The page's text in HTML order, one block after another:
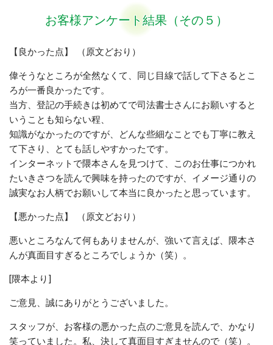
お客様アンケート結果（その５）
【良かった点】 （原文どおり）
偉そうなところが全然なくて、同じ目線で話して下さるとこ
ろが一番良かったです。
当方、登記の手続きは初めてで司法書士さんにお願いすると
いうことも知らない程、
知識がなかったのですが、どんな些細なことでも丁寧に教え
て下さり、とても話しやすかったです。
インターネットで隈本さんを見つけて、このお仕事につかれ
たいきさつを読んで興味を持ったのですが、イメージ通りの
誠実なお人柄でお願いして本当に良かったと思っています。
【悪かった点】 （原文どおり）
悪いところなんて何もありませんが、強いて言えば、隈本さ
んが真面目すぎるところでしょうか（笑）。
[隈本より]
ご意見、誠にありがとうございました。
スタッフが、お客様の悪かった点のご意見を読んで、かなり
笑っていました。私、決して真面目すぎませんので（笑）。